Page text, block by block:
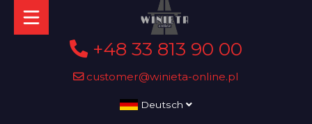
+48 33 813 90 00
customer@winieta-online.pl
Deutsch